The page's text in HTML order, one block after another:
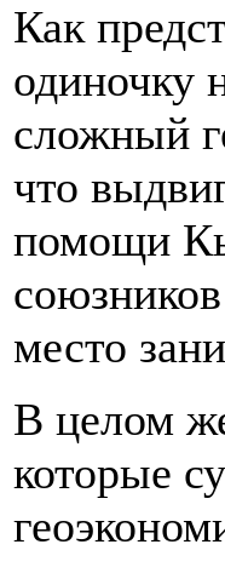
Как
одиночку
сложный
что
помощи
место
В целом
которые